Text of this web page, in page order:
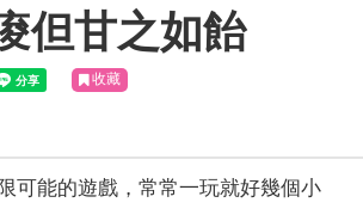
但甘之如飴
收藏
可能的遊戲，常常一玩就好幾個小